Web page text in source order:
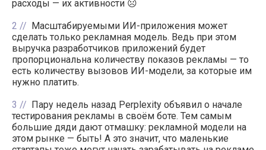
расходы — их активности ☹️
2
Масштабируемыми ИИ-приложения может
сделать только рекламная модель. Ведь при этом
выручка разработчиков приложений будет
пропорциональна количеству показов рекламы — то
есть количеству вызовов ИИ-модели, за которые им
нужно платить.
3
Пару недель назад Perplexity объявил о начале
тестирования рекламы в своём боте. Тем самым
большие дяди дают отмашку: рекламной модели на
этом рынке — быть! А это значит, что маленькие